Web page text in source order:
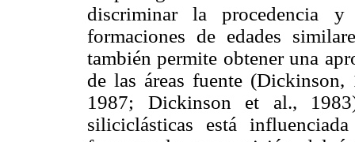
discriminar la procedencia
formaciones de edades
también permite obtener una
de las áreas fuente
1987; Dickinson et al.,
siliciclásticas está